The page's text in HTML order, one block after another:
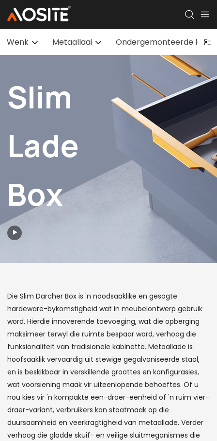
Wenk Metaallaai Ondergemonteerde
Slim
Lade
Box
Die Slim Darcher Box is 'n noodsaaklike en gesogte
hardeware-bykomstigheid wat in meubelontwerp gebruik
word. Hierdie innoverende toevoeging, wat die opberging
maksimeer terwyl die ruimte bespaar word, verhoog die
funksionaliteit van tradisionele kabinette. Metaallade is
hoofsaaklik vervaardig uit stewige gegalvaniseerde staal,
en is beskikbaar in verskillende groottes en konfigurasies,
wat voorsiening maak vir uiteenlopende behoeftes. Of u
nou kies vir 'n kompakte een-draer-eenheid of 'n ruim vier-
draer-variant, verbruikers kan staatmaak op die
duursaamheid en veerkragtigheid van metaallade. Verder
verhoog die gladde skuif- en veilige sluitmeganismes die